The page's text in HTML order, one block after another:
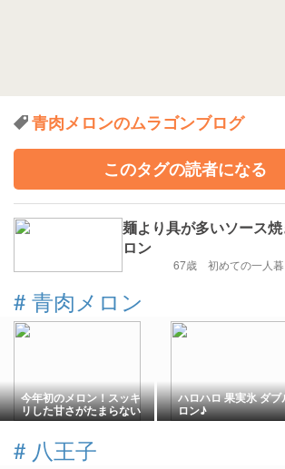
青肉メロンのムラゴンブログ
このタグの読者になる
麺より具が多いソース
ロン
67歳 初めての一人
# 青肉メロン
今年初のメロン！スッキ
リした甘さがたまらない
～
ハロハロ 果実氷 ダブ
ロン♪
# 八王子